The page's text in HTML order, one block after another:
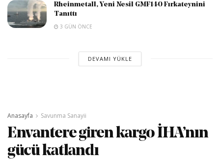
Rheinmetall, Yeni Nesil GMF140 Fırkateynini
Tanıttı
3 GÜN ÖNCE
DEVAMI YÜKLE
Anasayfa Savunma Sanayii
Envantere giren kargo İHA’nın
gücü katlandı